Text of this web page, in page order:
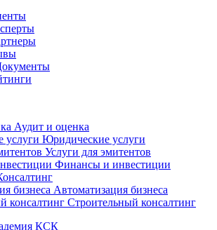
Аудит и оценка
услуги Юридические услуги
Услуги для эмитентов
Финансы и инвестиции
бизнеса Автоматизация бизнеса
консалтинг Строительный консалтинг
КСК